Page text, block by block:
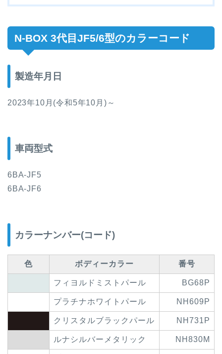
N-BOX 3代目JF5/6型のカラーコード
製造年月日
2023年10月(令和5年10月)～
車両型式
6BA-JF5
6BA-JF6
カラーナンバー(コード)
色 ボディーカラー 番号
フィヨルドミストパール BG68P
プラチナホワイトパール NH609P
クリスタルブラックパール NH731P
ルナシルバーメタリック NH830M